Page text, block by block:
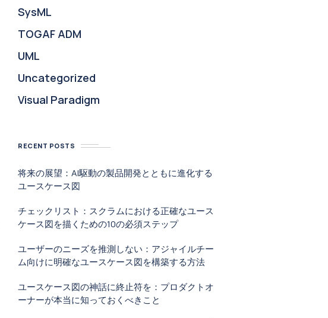
SysML
TOGAF ADM
UML
Uncategorized
Visual Paradigm
RECENT POSTS
将来の展望：AI駆動の製品開発とともに進化する
ユースケース図
チェックリスト：スクラムにおける正確なユース
ケース図を描くための10の必須ステップ
ユーザーのニーズを推測しない：アジャイルチー
ム向けに明確なユースケース図を構築する方法
ユースケース図の神話に終止符を：プロダクトオ
ーナーが本当に知っておくべきこと